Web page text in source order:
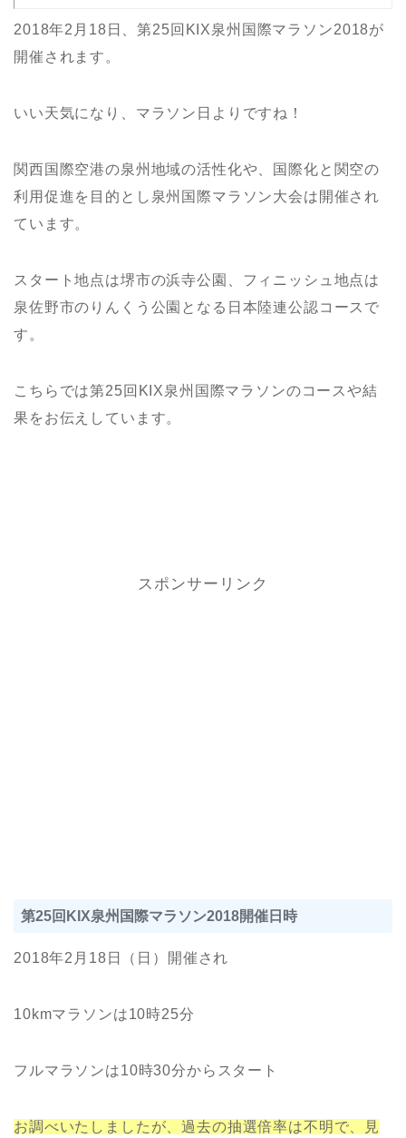
2018年2月18日、第25回KIX泉州国際マラソン2018が
開催されます。
いい天気になり、マラソン日よりですね！
関西国際空港の泉州地域の活性化や、国際化と関空の
利用促進を目的とし泉州国際マラソン大会は開催され
ています。
スタート地点は堺市の浜寺公園、フィニッシュ地点は
泉佐野市のりんくう公園となる日本陸連公認コースで
す。
こちらでは第25回KIX泉州国際マラソンのコースや結
果をお伝えしています。
スポンサーリンク
第25回KIX泉州国際マラソン2018開催日時
2018年2月18日（日）開催され
10kmマラソンは10時25分
フルマラソンは10時30分からスタート
お調べいたしましたが、過去の抽選倍率は不明で、見